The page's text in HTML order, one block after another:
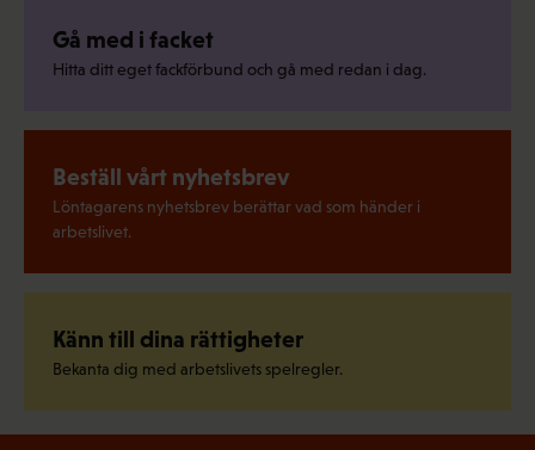
Gå med i facket
Hitta ditt eget fackförbund och gå med redan i dag.
Beställ vårt nyhetsbrev
Löntagarens nyhetsbrev berättar vad som händer i
arbetslivet.
Känn till dina rättigheter
Bekanta dig med arbetslivets spelregler.